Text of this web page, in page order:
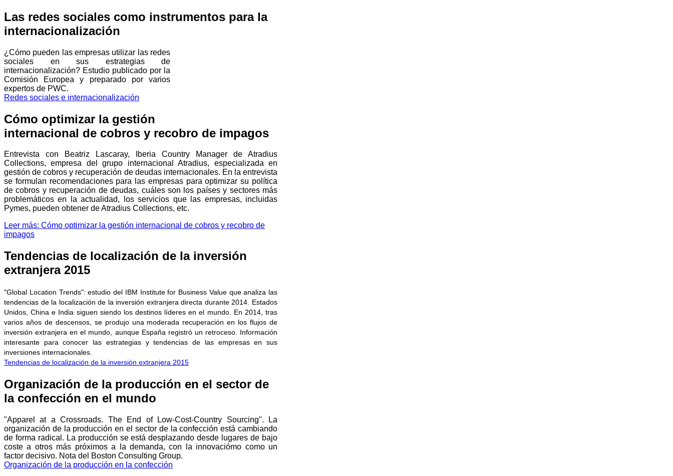
Las redes sociales como instrumentos para la
internacionalización
¿Cómo pueden las empresas utilizar las redes
sociales en sus estrategias de
internacionalización? Estudio publicado por la
Comisión Europea y preparado por varios
expertos de PWC.
Redes sociales e internacionalización
Cómo optimizar la gestión
internacional de cobros y recobro de impagos
Entrevista con Beatriz Lascaray, Iberia Country Manager de Atradius
Collections, empresa del grupo internacional Atradius, especializada en
gestión de cobros y recuperación de deudas internacionales. En la entrevista
se formulan recomendaciones para las empresas para optimizar su política
de cobros y recuperación de deudas, cuáles son los países y sectores más
problemáticos en la actualidad, los servicios que las empresas, incluidas
Pymes, pueden obtener de Atradius Collections, etc.
Leer más: Cómo optimizar la gestión internacional de cobros y recobro de
impagos
Tendencias de localización de la inversión
extranjera 2015
"Global Location Trends": estudio del IBM Institute for Business Value que analiza las
tendencias de la localización de la inversión extranjera directa durante 2014. Estados
Unidos, China e India siguen siendo los destinos líderes en el mundo. En 2014, tras
varios años de descensos, se produjo una moderada recuperación en los flujos de
inversión extranjera en el mundo, aunque España registró un retroceso. Información
interesante para conocer las estrategias y tendencias de las empresas en sus
inversiones internacionales.
Tendencias de localización de la inversión extranjera 2015
Organización de la producción en el sector de
la confección en el mundo
"Apparel at a Crossroads. The End of Low-Cost-Country Sourcing". La
organización de la producción en el sector de la confección está cambiando
de forma radical. La producción se está desplazando desde lugares de bajo
coste a otros más próximos a la demanda, con la innovaciómo como un
factor decisivo. Nota del Boston Consulting Group.
Organización de la producción en la confección